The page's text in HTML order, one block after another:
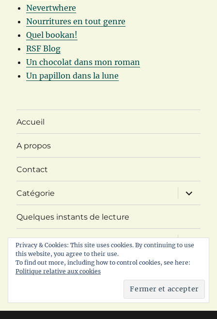
Nevertwhere
Nourritures en tout genre
Quel bookan!
RSF Blog
Un chocolat dans mon roman
Un papillon dans la lune
Accueil
A propos
Contact
Catégorie
ouvrir
le
sous-
Quelques instants de lecture
Challenge ABC Imaginaire
ouvrir
le
menu
RDV littéraire
ouvrir
menu
Privacy & Cookies: This site uses cookies. By continuing to use
this website, you agree to their use.
To find out more, including how to control cookies, see here:
Politique relative aux cookies